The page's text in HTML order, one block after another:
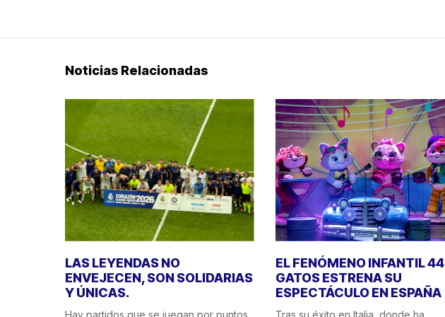
Noticias Relacionadas
LAS LEYENDAS NO
ENVEJECEN, SON SOLIDARIAS
Y ÚNICAS.
Hay partidos que se juegan por puntos.
EL FENÓMENO INFANTIL 44
GATOS ESTRENA SU
ESPECTÁCULO EN ESPAÑA
Tras su éxito en Italia, donde ha